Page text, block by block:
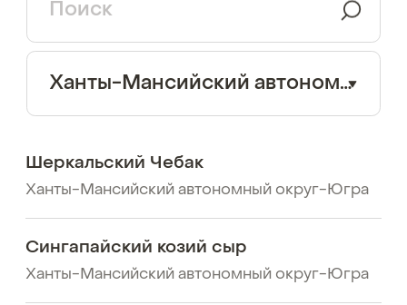
Ханты-Мансийский автономный округ-Югра
Ханты-Мансийский автономный округ-Югра
Шеркальский Чебак
Ханты-Мансийский автономный округ-Югра
Сингапайский козий сыр